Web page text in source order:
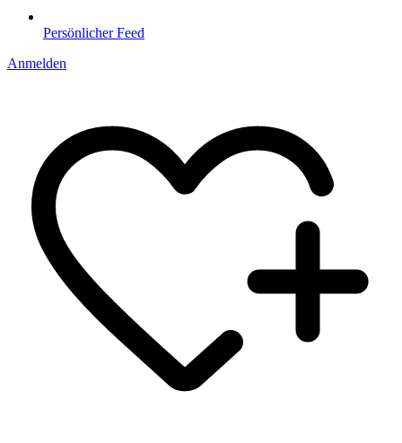
Persönlicher Feed
Anmelden